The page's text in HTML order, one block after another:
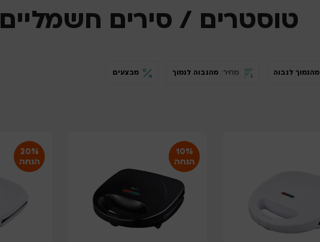
טוסטרים / סירים חשמליים
מהנמוך לגבוה מחיר: מהגבוה לנמוך מבצעים
10%
הנחה
20%
הנחה